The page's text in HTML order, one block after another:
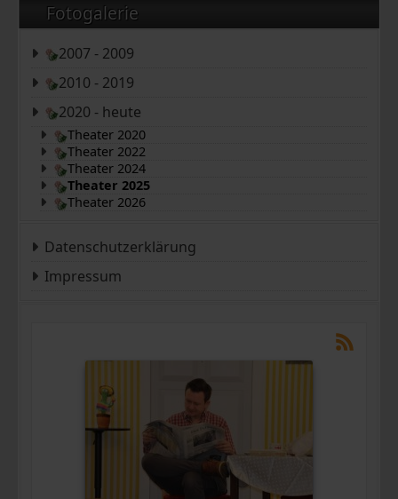
Fotogalerie
2007 - 2009
2010 - 2019
2020 - heute
Theater 2020
Theater 2022
Theater 2024
Theater 2025
Theater 2026
Datenschutzerklärung
Impressum